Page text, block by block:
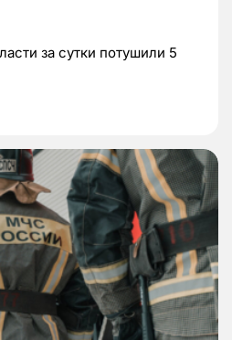
за сутки потушили 5